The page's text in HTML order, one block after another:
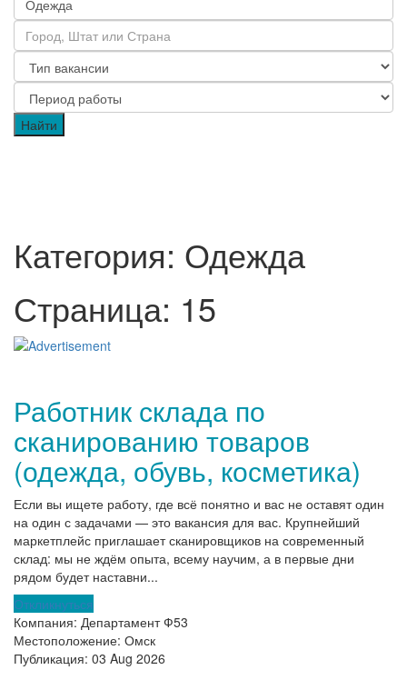
Категория: Одежда
Страница: 15
Работник склада по
сканированию товаров
(одежда, обувь, косметика)
Если вы ищете работу, где всё понятно и вас не оставят один
на один с задачами — это вакансия для вас. Крупнейший
маркетплейс приглашает сканировщиков на современный
склад: мы не ждём опыта, всему научим, а в первые дни
рядом будет наставни...
Откликнуться
Компания: Департамент Ф53
Местоположение: Омск
Публикация: 03 Aug 2026